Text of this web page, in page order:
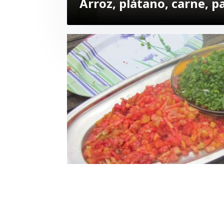
Arroz, plátano, carne,